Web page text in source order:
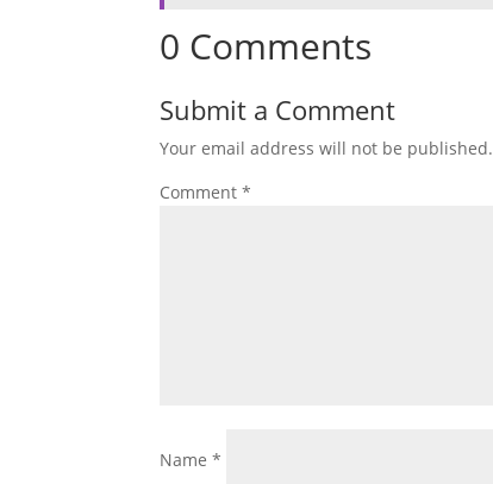
0 Comments
Submit a Comment
Your email address will not be published.
Comment*
Name*